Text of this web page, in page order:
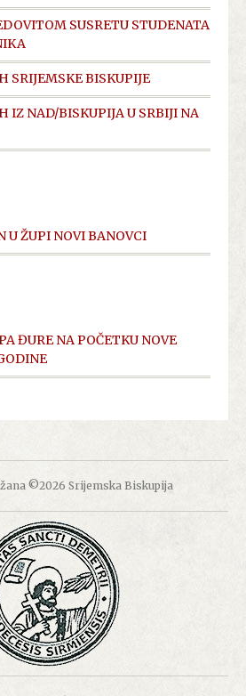
SUSRETU STUDENATA
SRIJEMSKE BISKUPIJE
IZ NAD/BISKUPIJA U SRBIJI NA
U ŽUPI NOVI BANOVCI
ĐURE NA POČETKU NOVE
©2026 Srijemska Biskupija